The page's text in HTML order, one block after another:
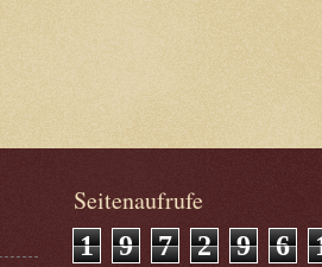
Seitenaufrufe
1 9 7 2 9 6